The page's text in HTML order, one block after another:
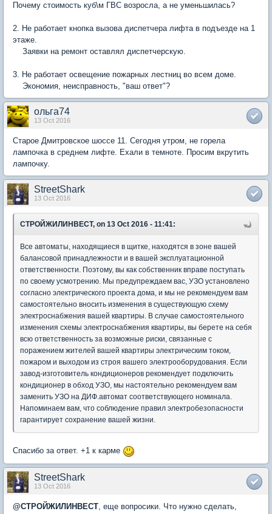
Почему стоимость куб\м ГВС возросла, а не уменьшилась?
2. Не работает кнопка вызова диспетчера лифта в подъезде на 1
этаже.
Заявки на ремонт оставлял диспетчерскую.
3. Не работает освещение пожарных лестниц во всем доме.
Экономия, неисправность, "ваш ответ"?
ольга74
13 Oct 2016
Старое Дмитровское шоссе 11. Сегодня утром, не горела
лампочка в среднем лифте. Ехали в темноте. Просим вкрутить
лампочку.
StreetShark
13 Oct 2016
СТРОЙЖИЛИНВЕСТ, on 13 Oct 2016 - 11:41:
Все автоматы, находящиеся в щитке, находятся в зоне вашей
балансовой принадлежности и в вашей эксплуатационной
ответственности. Поэтому, вы как собственник вправе поступать
по своему усмотрению. Мы предупреждаем вас, УЗО установлено
согласно электрического проекта дома, и мы не рекомендуем вам
самостоятельно вносить изменения в существующую схему
электроснабжения вашей квартиры. В случае самостоятельного
изменения схемы электроснабжения квартиры, вы берете на себя
всю ответственность за возможные риски, связанные с
поражением жителей вашей квартиры электрическим током,
пожаром и выходом из строя вашего электрооборудования. Если
завод-изготовитель кондиционеров рекомендует подключить
кондиционер в обход УЗО, мы настоятельно рекомендуем вам
заменить УЗО на ДИФ.автомат соответствующего номинала.
Напоминаем вам, что соблюдение правил электробезопасности
гарантирует сохранение вашей жизни.
Спасибо за ответ. +1 к карме
StreetShark
13 Oct 2016
@СТРОЙЖИЛИНВЕСТ , еще вопросики. Что нужно сделать,